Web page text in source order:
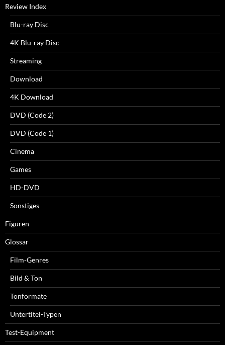
Review Index
Blu-ray Disc
4K Blu-ray Disc
Streaming
Download
4K Download
DVD (Code 2)
DVD (Code 1)
Cinema
Games
HD-DVD
Sonstiges
Figuren
Glossar
Film-Genres
Bild & Ton
Tonformate
Untertitel-Typen
Test-Equipment